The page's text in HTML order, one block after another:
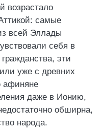
возрастало
самые
всей Эллады
себя в
эти
уже с древних
афиняне
даже в Ионию,
обширна,
народа.